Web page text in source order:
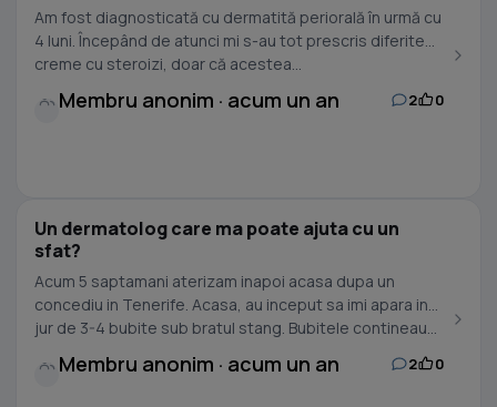
Am fost diagnosticată cu dermatită periorală în urmă cu
4 luni. Începând de atunci mi s-au tot prescris diferite
creme cu steroizi, doar că acestea...
Membru anonim · acum un an 2 0
Un dermatolog care ma poate ajuta cu un
sfat?
Acum 5 saptamani aterizam inapoi acasa dupa un
concediu in Tenerife. Acasa, au inceput sa imi apara in
jur de 3-4 bubite sub bratul stang. Bubitele contineau...
Membru anonim · acum un an 2 0